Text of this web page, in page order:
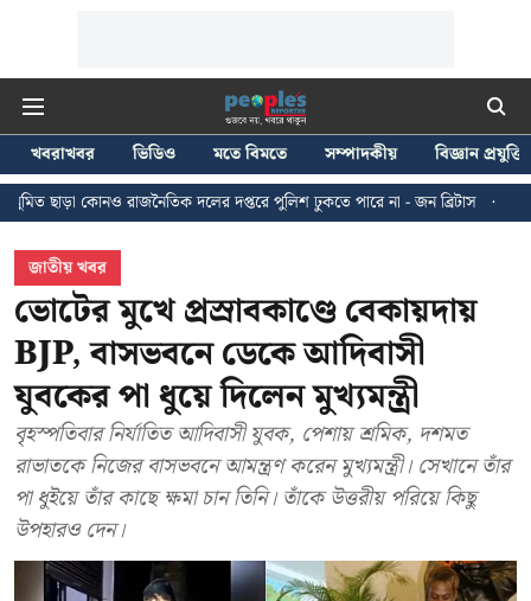
খবরাখবর ভিডিও মতে বিমতে সম্পাদকীয়
বিজ্ঞান প্রযুক্তি
দলের দপ্তরে পুলিশ ঢুকতে পারে না - জন ব্রিটাস
কলকাতায় ২৪
জাতীয় খবর
ভোটের মুখে প্রস্রাবকাণ্ডে বেকায়দায়
BJP, বাসভবনে ডেকে আদিবাসী
যুবকের পা ধুয়ে দিলেন মুখ্যমন্ত্রী
বৃহস্পতিবার নির্যাতিত আদিবাসী যুবক, পেশায় শ্রমিক, দশমত
রাভাতকে নিজের বাসভবনে আমন্ত্রণ করেন মুখ্যমন্ত্রী। সেখানে তাঁর
পা ধুইয়ে তাঁর কাছে ক্ষমা চান তিনি। তাঁকে উত্তরীয় পরিয়ে কিছু
উপহারও দেন।